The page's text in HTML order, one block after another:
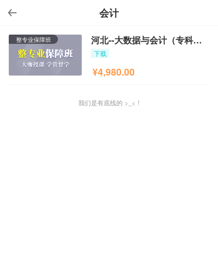
会计
整专业保障班 河北--大数据与会计（专科）整专业保障班
下载
¥4,980.00
我们是有底线的 >_< !